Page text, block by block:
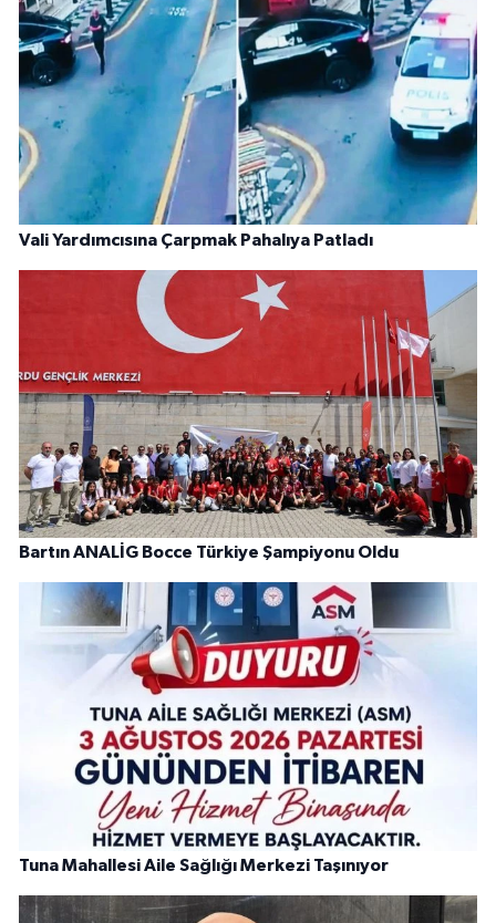
Vali Yardımcısına Çarpmak Pahalıya Patladı
Bartın ANALİG Bocce Türkiye Şampiyonu Oldu
Tuna Mahallesi Aile Sağlığı Merkezi Taşınıyor